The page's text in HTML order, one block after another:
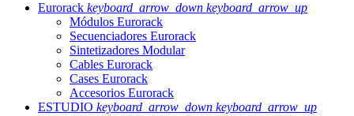
Eurorack keyboard_arrow_down keyboard_arrow_up
Módulos Eurorack
Secuenciadores Eurorack
Sintetizadores Modular
Cables Eurorack
Cases Eurorack
Accesorios Eurorack
ESTUDIO keyboard_arrow_down keyboard_arrow_up